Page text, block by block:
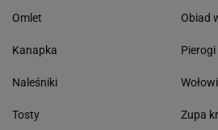
Omlet
Kanapka
Naleśniki
Tosty
Obiad
Pierogi
Zupa